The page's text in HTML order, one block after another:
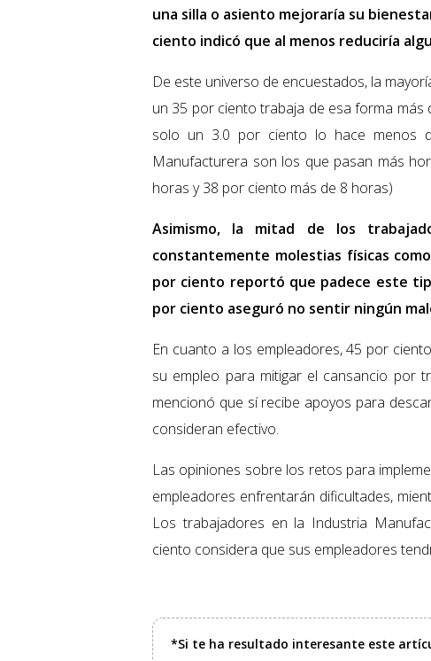
una silla o asiento mejoraría su
ciento indicó que al menos reduciría
De este universo de encuestados, la
un 35 por ciento trabaja de esa forma
solo un 3.0 por ciento lo hace menos
Manufacturera son los que pasan más
horas y 38 por ciento más de 8 horas)
Asimismo, la mitad de los
constantemente molestias físicas
por ciento reportó que padece este
por ciento aseguró no sentir ningún
En cuanto a los empleadores, 45 por
su empleo para mitigar el cansancio por
mencionó que sí recibe apoyos para
consideran efectivo.
Las opiniones sobre los retos para
empleadores enfrentarán dificultades,
Los trabajadores en la Industria
ciento considera que sus empleadores
*Si te ha resultado interesante este